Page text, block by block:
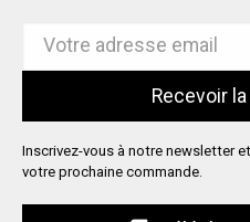
Inscrivez-vous à notre newsletter
votre prochaine commande.